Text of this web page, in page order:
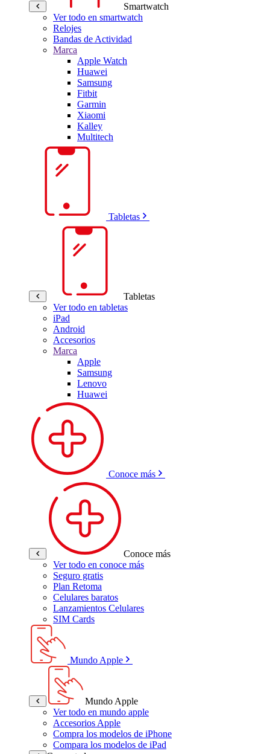
Smartwatch
Ver todo en smartwatch
Relojes
Bandas de Actividad
Marca
Apple Watch
Huawei
Samsung
Fitbit
Garmin
Xiaomi
Kalley
Multitech
Tabletas
Tabletas
Ver todo en tabletas
iPad
Android
Accesorios
Marca
Apple
Samsung
Lenovo
Huawei
Conoce más
Conoce más
Ver todo en conoce más
Seguro gratis
Plan Retoma
Celulares baratos
Lanzamientos Celulares
SIM Cards
Mundo Apple
Mundo Apple
Ver todo en mundo apple
Accesorios Apple
Compra los modelos de iPhone
Compara los modelos de iPad